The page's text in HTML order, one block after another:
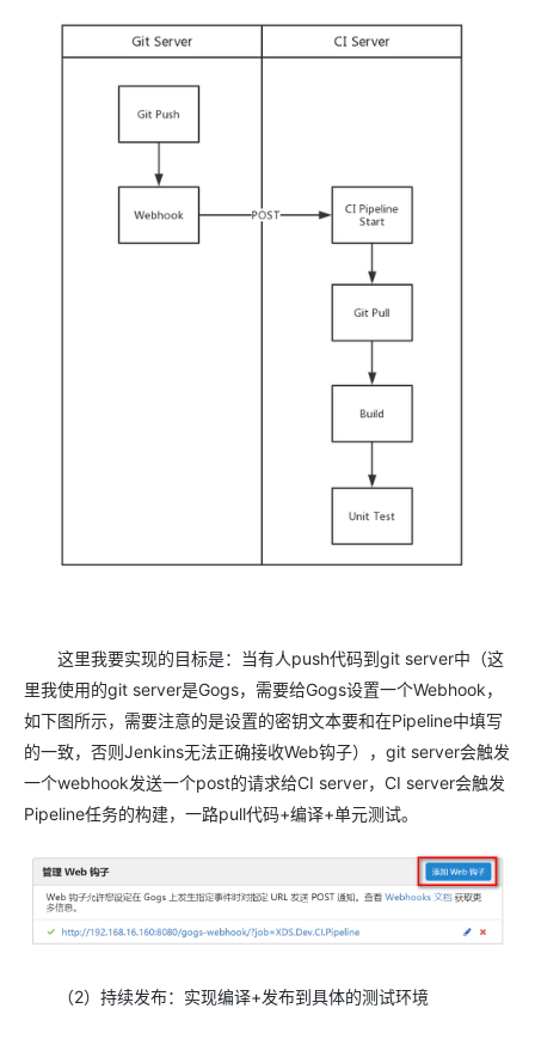
这里我要实现的目标是：当有人push代码到git server中（这
里我使用的git server是Gogs，需要给Gogs设置一个Webhook，
如下图所示，需要注意的是设置的密钥文本要和在Pipeline中填写
的一致，否则Jenkins无法正确接收Web钩子），git server会触发
一个webhook发送一个post的请求给CI server，CI server会触发
Pipeline任务的构建，一路pull代码+编译+单元测试。
（2）持续发布：实现编译+发布到具体的测试环境